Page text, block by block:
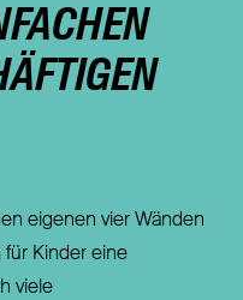
eigenen vier Wänden
für Kinder eine
viele